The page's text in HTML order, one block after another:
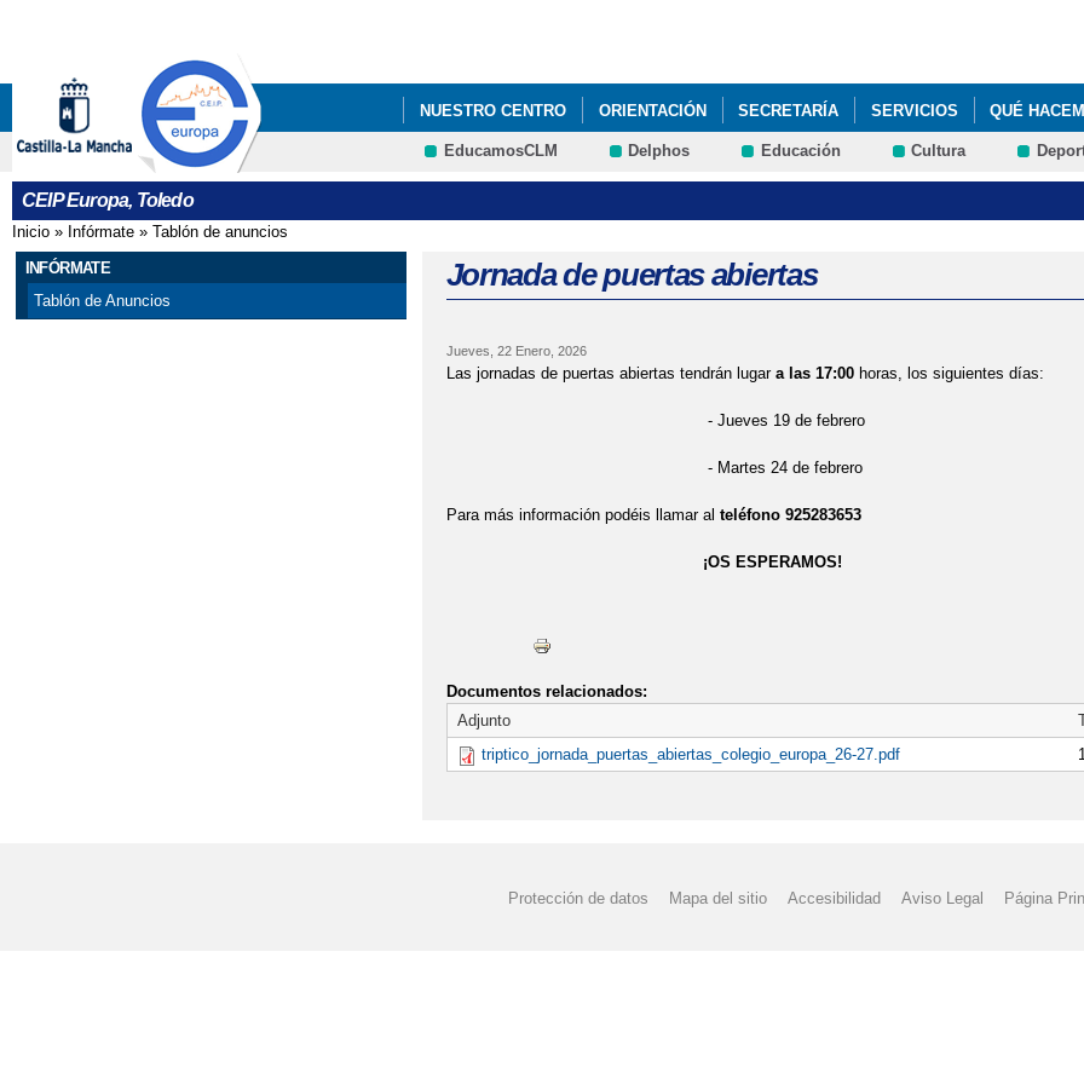
NUESTRO CENTRO ORIENTACIÓN SECRETARÍA SERVICIOS QUÉ
INFANTIL,PROYECTO “LOS PRIMITIVOS”: LOS NARANJAS DE 4 AÑOS A Y LOS
JORNADA DE PUERTAS ABIERTAS 21 DE FEBRERO
EducamosCLM Delphos Educación Cultura
CEIP Europa, Toledo
Se encuentra usted aquí
Inicio » Infórmate » Tablón de anuncios
INFÓRMATE
Tablón de Anuncios
Jornada de puertas abiertas
Jueves, 22 Enero, 2026
Las jornadas de puertas abiertas tendrán lugar a las 17:00 horas, los siguientes días:
- Jueves 19 de febrero
- Martes 24 de febrero
Para más información podéis llamar al teléfono 925283653
¡OS ESPERAMOS!
Documentos relacionados:
Adjunto
triptico_jornada_puertas_abiertas_colegio_europa_26-27.pdf
Protección de datos Mapa del sitio Accesibilidad Aviso Legal Página